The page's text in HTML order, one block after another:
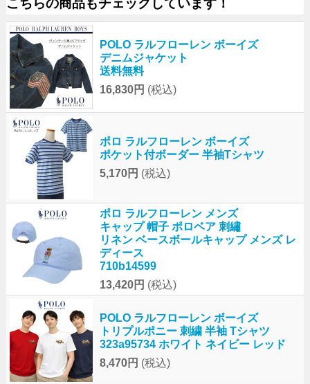
こちらの商品もチェックしています！
POLO ラルフローレン ボーイズ
デニムジャケット
送料無料
16,830円 (税込)
ポロ ラルフローレン ボーイズ
ポケット付ボーダー 半袖Tシャツ
5,170円 (税込)
ポロ ラルフローレン メンズ
キャップ 帽子 ポロベア 刺繡
リネン ベースボールキャップ メンズ レ
ディース
710b14599
13,420円 (税込)
POLO ラルフローレン ボーイズ
トリプルポニー 刺繍 半袖 Tシャツ
323a95734 ホワイト ネイビー レッド
8,470円 (税込)